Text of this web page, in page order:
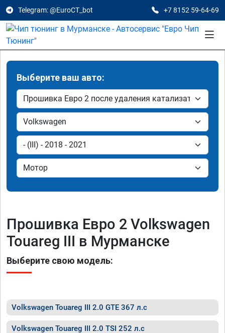
Telegram: @EuroCT_bot +7 8152 59-64-69
Выберите ваш авто:
Прошивка Евро 2 Volkswagen
Touareg III в Мурманске
Выберите свою модель:
Volkswagen Touareg III 2.0 GTE 367 л.с
Volkswagen Touareg III 2.0 TSI 252 л.с